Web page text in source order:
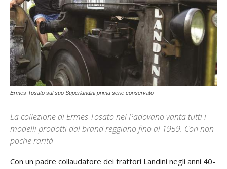
Ermes Tosato sul suo Superlandini prima serie conservato
La collezione di Ermes Tosato nel Padovano vanta tutti i
modelli prodotti dal brand reggiano fino al 1959. Con non
poche rarità
Con un padre collaudatore dei trattori Landini negli anni 40-